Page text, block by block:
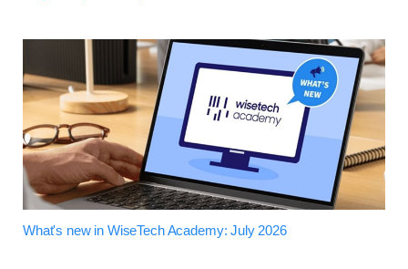
What's new in WiseTech Academy: July 2026